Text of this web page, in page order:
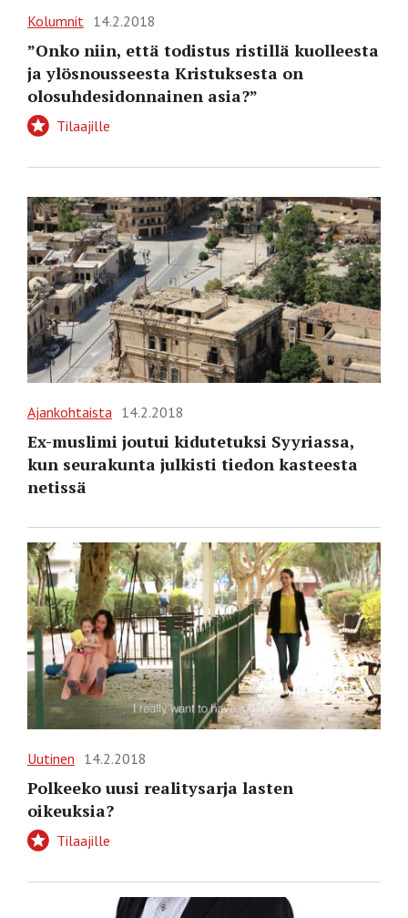
Kolumnit 14.2.2018
”Onko niin, että todistus ristillä kuolleesta
ja ylösnousseesta Kristuksesta on
olosuhdesidonnainen asia?”
Tilaajille
Ajankohtaista 14.2.2018
Ex-muslimi joutui kidutetuksi Syyriassa,
kun seurakunta julkisti tiedon kasteesta
netissä
Uutinen 14.2.2018
Polkeeko uusi realitysarja lasten
oikeuksia?
Tilaajille